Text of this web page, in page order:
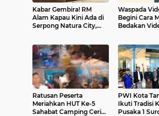
Kabar Gembira! RM
Alam Kapau Kini Ada di
Serpong Natura City,
Waspada
Begini Cara
Bedakan
Ratusan Peserta
Meriahkan HUT Ke-5
Sahabat Camping Ceria,
PWI Kota
Ikuti Tradisi
Pusaka 1